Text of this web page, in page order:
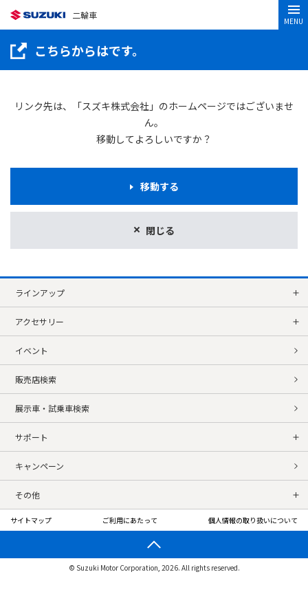
二輪車
MENU
こちらからはです。
リンク先は、「スズキ株式会社」のホームページではございませ
ん。
移動してよろしいですか？
閉じる
移動する
ラインアップ
アクセサリー
イベント
販売店検索
展示車・試乗車検索
サポート
キャンペーン
その他
サイトマップ ご利用にあたって 個人情報の取り扱いについて
© Suzuki Motor Corporation, 2026. All rights reserved.